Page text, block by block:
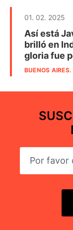
01. 02. 2025
Así está
brilló en
gloria fue
BUENOS AIRES.